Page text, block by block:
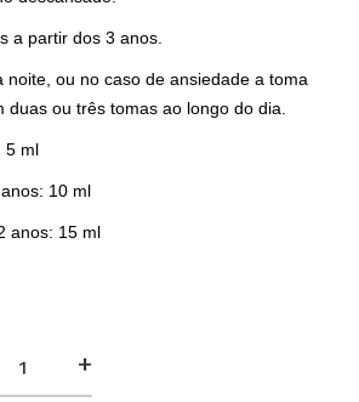
a partir dos 3 anos.
noite, ou no caso de ansiedade a toma
duas ou três tomas ao longo do dia.
5 ml
10 ml
anos: 15 ml
+